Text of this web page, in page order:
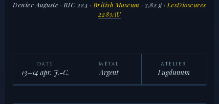
Denier Auguste · RIC 224 · British Museum · 3,82 g · LesDioscures
2283AU
DATE
13–14 apr. J.-C.
MÉTAL
Argent
ATELIER
Lugdunum